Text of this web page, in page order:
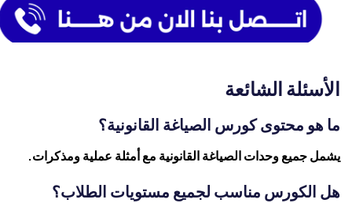
الأسئلة الشائعة
ما هو محتوى كورس الصياغة القانونية؟
يشمل جميع وحدات الصياغة القانونية مع أمثلة عملية ومذكرات.
هل الكورس مناسب لجميع مستويات الطلاب؟